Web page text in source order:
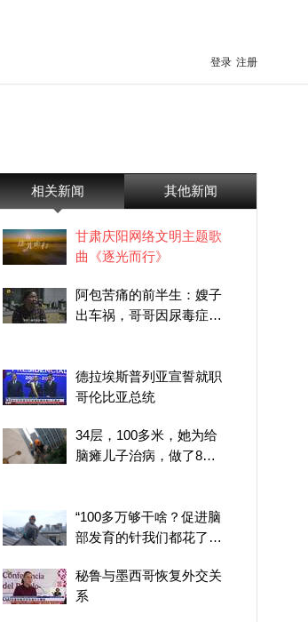
登录 注册
誓就职
美国麻省韦克菲尔德一栋
砖造建筑起火
相关新闻 其他新闻
甘肃庆阳网络文明主题歌
曲《逐光而行》
阿包苦痛的前半生：嫂子
出车祸，哥哥因尿毒症去
德拉埃斯普列亚宣誓就职
哥伦比亚总统
34层，100多米，她为给
脑瘫儿子治病，做了8年
“100多万够干啥？促进脑
部发育的针我们都花了几
儿子做康复治疗，10年花
费160万
秘鲁与墨西哥恢复外交关
系